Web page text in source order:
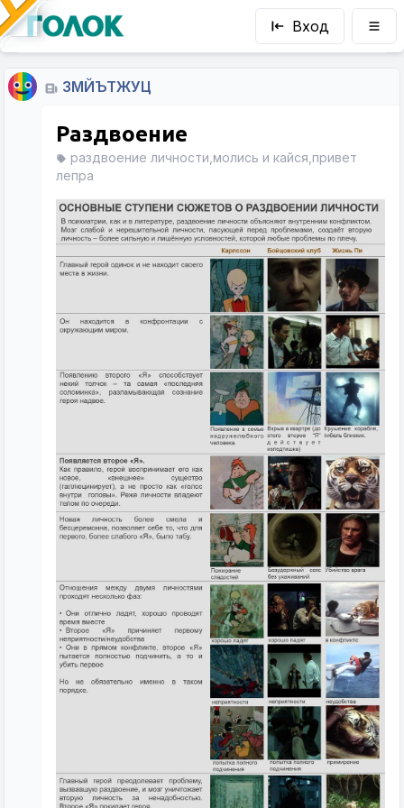
Вход
ЗМЙЪТЖУЦ
Раздвоение
раздвоение личности,молись и кайся,привет
лепра